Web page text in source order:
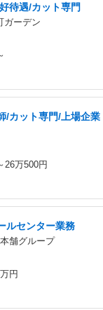
待遇/カット専門
ガーデン
/カット専門/上場企業
26万500円
ルセンター業務
舗グループ
円